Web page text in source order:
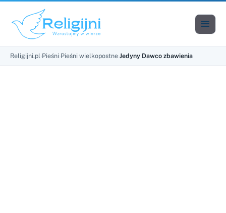

Religijni.pl›Pieśni›Pieśni wielkopostne›Jedyny Dawco zbawienia